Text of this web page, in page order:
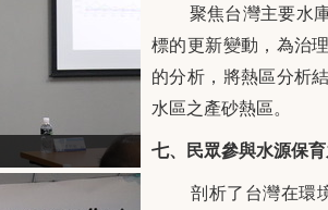
聚焦台灣主要水
標的更新變動，為治
的分析，將熱區分析
水區之產砂熱區。
七、民眾參與水源保
剖析了台灣在環